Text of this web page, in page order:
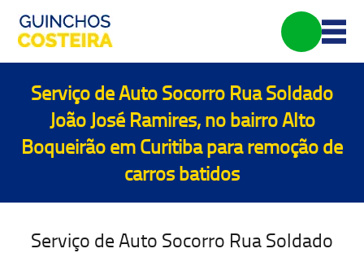
Serviço de Auto Socorro Rua Soldado
João José Ramires, no bairro Alto
Boqueirão em Curitiba pararemoção de
carros batidos
Serviço de Auto Socorro Rua Soldado